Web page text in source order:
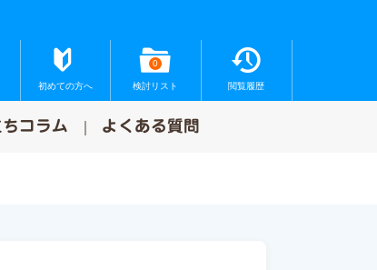
初めての方へ
0
検討リスト 閲覧履歴
コラム よくある質問